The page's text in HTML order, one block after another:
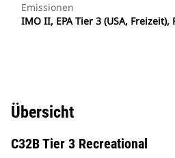
Emissionen
IMO II, EPA Tier 3 (USA, Freizeit),
Übersicht
C32B Tier 3 Recreational